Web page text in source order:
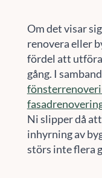
Om det visar
renovera eller
fördel att
gång. I
Ni slipper då
inhyrning av
störs inte flera